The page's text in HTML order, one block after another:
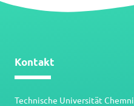
Kontakt
Technische Universität